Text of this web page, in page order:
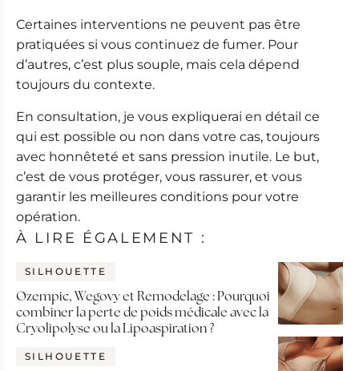
Certaines interventions ne peuvent pas être
pratiquées si vous continuez de fumer. Pour
d’autres, c’est plus souple, mais cela dépend
toujours du contexte.
En consultation, je vous expliquerai en détail ce
qui est possible ou non dans votre cas, toujours
avec honnêteté et sans pression inutile. Le but,
c’est de vous protéger, vous rassurer, et vous
garantir les meilleures conditions pour votre
opération.
À LIRE ÉGALEMENT :
SILHOUETTE
Ozempic, Wegovy et Remodelage : Pourquoi
combiner la perte de poids médicale avec la
Cryolipolyse ou la Lipoaspiration ?
SILHOUETTE